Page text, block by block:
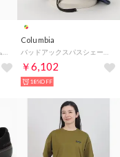
Columbia
￥6,102
18%OFF